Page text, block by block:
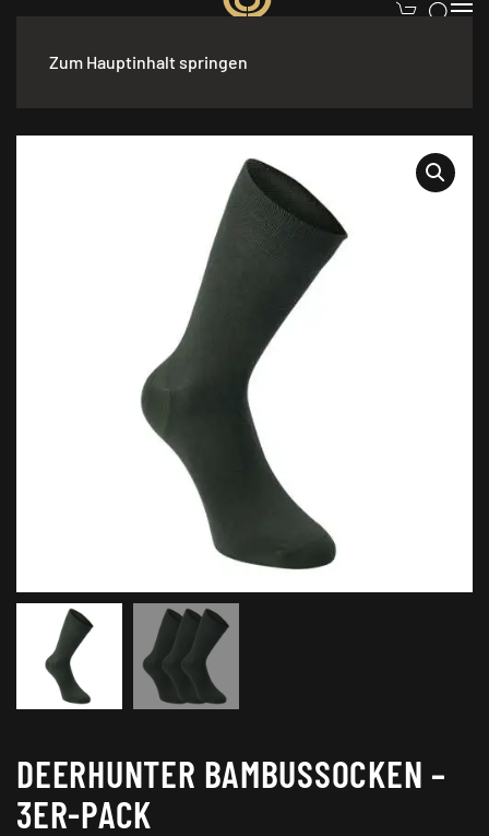
Zum Hauptinhalt springen
Accessoires Socken/ Deerhunter Bambussocken – 3er-
DEERHUNTER BAMBUSSOCKEN –
3ER-PACK